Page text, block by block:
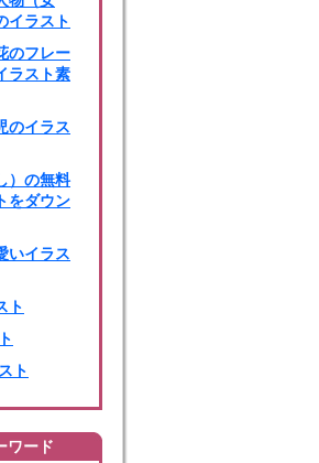
イラスト
のフレー
ラスト素
のイラス
）の無料
をダウン
いイラス
ト
ト
ワード